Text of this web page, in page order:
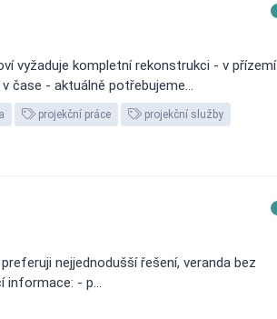
vyžaduje kompletní rekonstrukci - v přízemí
čase - aktuálně potřebujeme...
projekční práce projekční služby
nejjednodušší řešení, veranda bez
informace: - p...